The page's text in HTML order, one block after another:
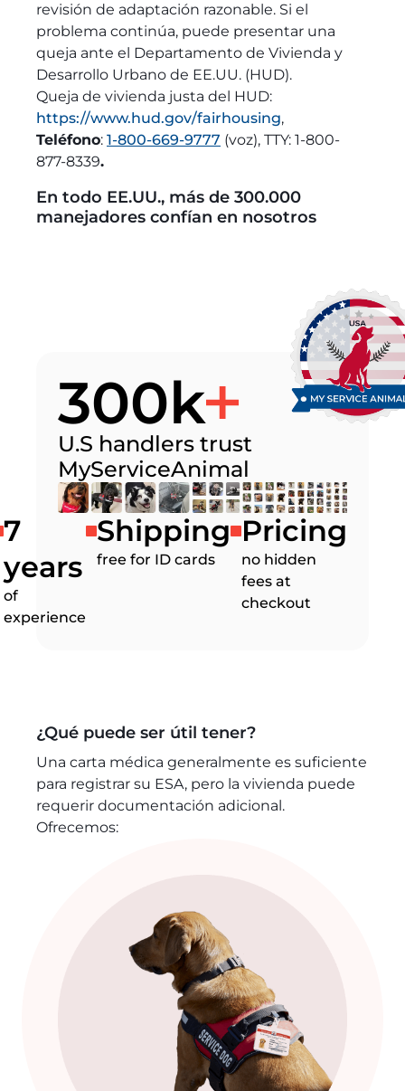
revisión de adaptación razonable. Si el
problema continúa, puede presentar una
queja ante el Departamento de Vivienda y
Desarrollo Urbano de EE.UU. (HUD).
Queja de vivienda justa del HUD:
https://www.hud.gov/fairhousing,
Teléfono: 1-800-669-9777 (voz), TTY: 1-800-
877-8339.
En todo EE.UU., más de 300.000
manejadores confían en nosotros
300k
U.S handlers trust
MyServiceAnimal
7
years
of
experience
Shipping
free for ID cards
Pricing
no hidden
fees at
checkout
¿Qué puede ser útil tener?
Una carta médica generalmente es suficiente
para registrar su ESA, pero la vivienda puede
requerir documentación adicional.
Ofrecemos: